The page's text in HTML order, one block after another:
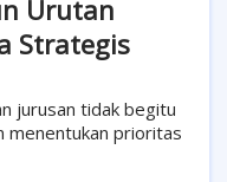
Urutan
Strategis
jurusan tidak begitu
menentukan prioritas